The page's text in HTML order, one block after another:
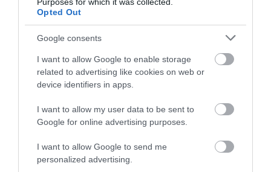
Opted Out
Google consents
I want to allow Google to enable storage
related to advertising like cookies on web or
device identifiers in apps.
I want to allow my user data to be sent to
Google for online advertising purposes.
I want to allow Google to send me
personalized advertising.
Szereti a felelősségét. Egész
életében mindig is királyné
akart lenni, ezért nem akarja
olyan gyorsan abbahagyni.
Ha tovább olvasnál:Katalin hercegné